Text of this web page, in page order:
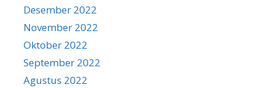
Desember 2022
November 2022
Oktober 2022
September 2022
Agustus 2022